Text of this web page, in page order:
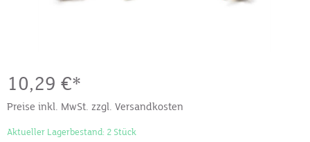
10,29 €*
Preise inkl. MwSt. zzgl. Versandkosten
Aktueller Lagerbestand: 2 Stück